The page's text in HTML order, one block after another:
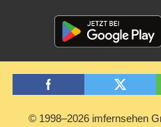
© 1998–2026 imfernsehen